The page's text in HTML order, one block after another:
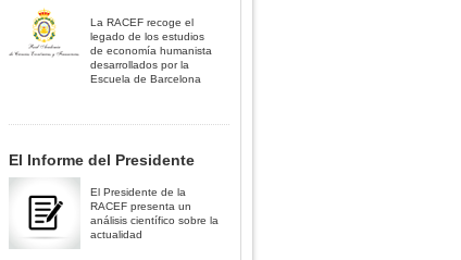
La RACEF recoge el
legado de los estudios
de economía humanista
desarrollados por la
Escuela de Barcelona
El Informe del Presidente
El Presidente de la
RACEF presenta un
análisis científico sobre la
actualidad